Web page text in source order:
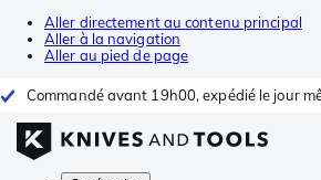
Aller directement au contenu principal
Aller à la navigation
Aller au pied de page
Commandé avant 19h00, expédié le jour